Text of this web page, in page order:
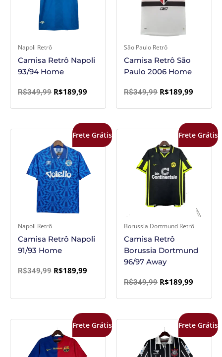
Napoli Retrô
Camisa Retrô Napoli
93/94 Home
R$349,99 R$189,99
São Paulo Retrô
Camisa Retrô São
Paulo 2006 Home
R$349,99 R$189,99
Frete Grátis
Napoli Retrô
Camisa Retrô Napoli
91/93 Home
R$349,99
preço
original
era:
R$349,99.
R$189,99
O
R$189,99.
Frete Grátis
Borussia Dortmund Retrô
Camisa Retrô
Borussia Dortmund
96/97 Away
R$349,99
preço
original
era:
R$349,99.
R$189,99
O
Frete Grátis
preço
original
era:
O
Frete Grátis
preço
original
era:
O